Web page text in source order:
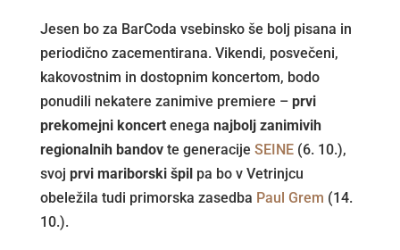
Jesen bo za BarCoda vsebinsko še bolj pisana in
periodično zacementirana. Vikendi, posvečeni,
kakovostnim in dostopnim koncertom, bodo
ponudili nekatere zanimive premiere – prvi
prekomejni koncertenega najbolj zanimivih
regionalnih bandovte generacije SEINE(6. 10.),
svoj prvi mariborski špil pa bo v Vetrinjcu
obeležila tudi primorska zasedba Paul Grem (14.
10.).